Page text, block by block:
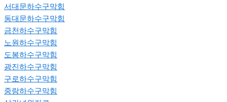
서대문하수구막힘
동대문하수구막힘
금천하수구막힘
노원하수구막힘
도봉하수구막힘
광진하수구막힘
구로하수구막힘
중랑하수구막힘